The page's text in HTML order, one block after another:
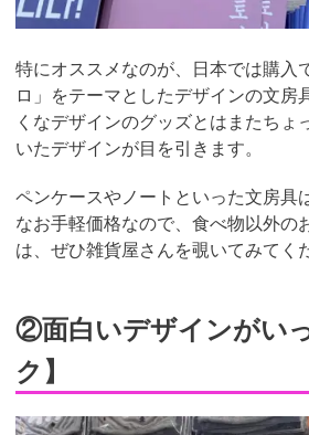
特にオススメなのが、日本では購入
ロ」をテーマとしたデザインの文房
くなデザインのグッズとはまたちょ
いたデザインが目を引きます。
ペンケースやノートといった文房具
なお手軽価格なので、食べ物以外の
は、ぜひ雑貨屋さんを覗いてみてく
②面白いデザインがい
ク】